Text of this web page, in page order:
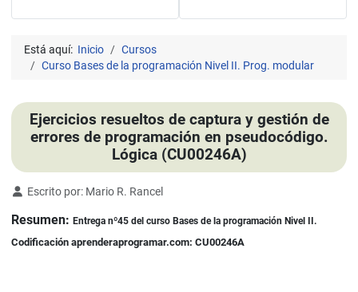
Está aquí: Inicio
Cursos
Curso Bases de la programación Nivel II. Prog. modular
Ejercicios resueltos de captura y gestión de
errores de programación en pseudocódigo.
Lógica (CU00246A)
Detalles
Escrito por: Mario R. Rancel
Resumen: Entrega nº45 del curso Bases de la programación Nivel II.
Codificación aprenderaprogramar.com: CU00246A